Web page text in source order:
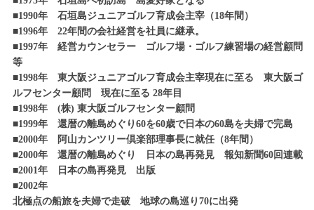
■1990年 石垣島ジュニアゴルフ育成会主宰（18年間）
■1996年 22年間の会社経営を社員に継承。
■1997年 経営カウンセラー ゴルフ場・ゴルフ練習場の経営顧問
等
■1998年 東大阪ジュニアゴルフ育成会主宰現在に至る 東大阪ゴ
ルフセンター顧問 現在に至る 28年目
■1998年 (株) 東大阪ゴルフセンター顧問
■1999年 還暦の離島めぐり60を60歳で日本の60島を夫婦で完島
■2000年 阿山カンツリー倶楽部理事長に就任（8年間）
■2000年 還暦の離島めぐり 日本の島再発見 報知新聞60回連載
■2001年 日本の島再発見 出版
■2002年
北極点の船旅を夫婦で走破 地球の島巡り70に出発